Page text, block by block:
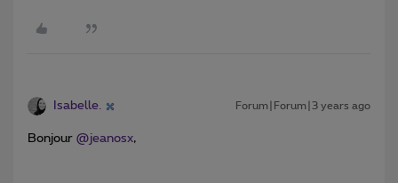
Isabelle. Forum|Forum|3 years ago
Bonjour @jeanosx,